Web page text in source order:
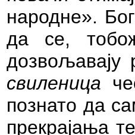
народне».
да се,
свиленица
познато да
прекрајања